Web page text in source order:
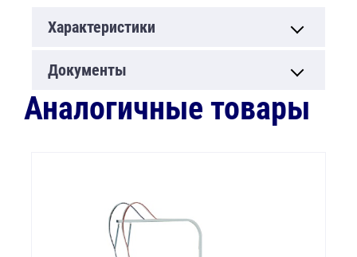
Характеристики
Документы
Аналогичные товары